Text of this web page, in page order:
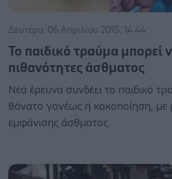
Δευτέρα, 06 Απριλίου 2015, 14:44
Το παιδικό τραύμα μπορεί
πιθανότητες άσθματος
Νέα έρευνα συνδέει το παιδικό
θάνατο γονέως ή κακοποίηση, με
εμφάνισης άσθματος.